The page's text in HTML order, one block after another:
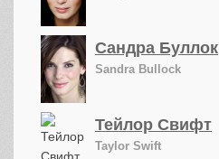
Сандра Буллок
Sandra Bullock
Тейлор Свифт
Taylor Swift